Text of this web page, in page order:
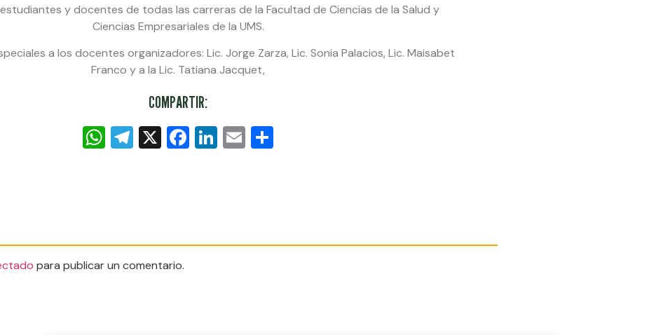
y docentes de todas las carreras de la Facultad de Ciencias de la Salud y
Ciencias Empresariales de la UMS.
a los docentes organizadores: Lic. Jorge Zarza, Lic. Sonia Palacios, Lic. Maisabet
Franco y a la Lic. Tatiana Jacquet,
COMPARTIR:
WhatsApp
Telegram
X Facebook
LinkedIn
Email
para publicar un comentario.